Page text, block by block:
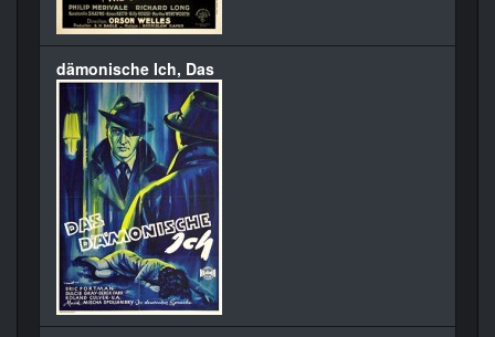
dämonische Ich, Das